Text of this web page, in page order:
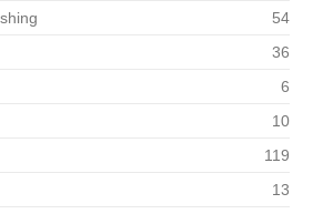
54
36
6
10
119
13